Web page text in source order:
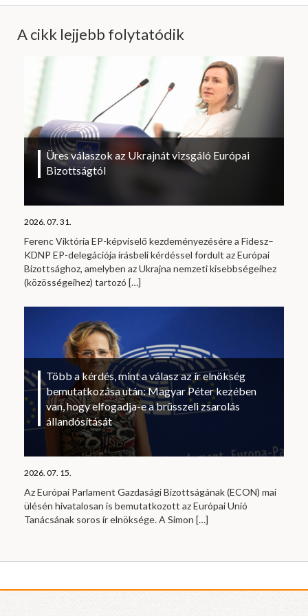
A cikk lejjebb folytatódik
Üres válaszok az Ukrajnát vizsgáló Európai
Bizottságtól
2026. 07. 31.
Ferenc Viktória EP-képviselő kezdeményezésére a Fidesz–
KDNP EP-delegációja írásbeli kérdéssel fordult az Európai
Bizottsághoz, amelyben az Ukrajna nemzeti kisebbségeihez
(közösségeihez) tartozó […]
Több a kérdés, mint a válasz az ír elnökség
bemutatkozása után: Magyar Péter kezében
van, hogy elfogadja-e a brüsszeli zsarolás
állandósítását
2026. 07. 15.
Az Európai Parlament Gazdasági Bizottságának (ECON) mai
ülésén hivatalosan is bemutatkozott az Európai Unió
Tanácsának soros ír elnöksége. A Simon […]